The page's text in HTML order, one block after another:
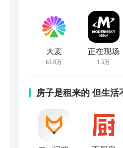
大麦
63.8万
正在现场
1.5万
房子是租来的 但生活